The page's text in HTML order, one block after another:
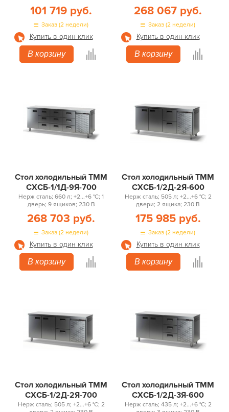
101 719 руб.
Заказ (2 недели)
Купить в один клик
В корзину
268 067 руб.
Заказ (2 недели)
Купить в один клик
В корзину
Стол холодильный ТММ
СХСБ-1/1Д-9Я-700
Нерж сталь; 660 л; +2...+6 °С; 1
дверь; 9 ящиков; 230 В
268 703 руб.
Заказ (2 недели)
Купить в один клик
В корзину
Стол холодильный ТММ
СХСБ-1/2Д-2Я-600
Нерж сталь; 505 л; +2...+6 °С; 2
двери; 2 ящика; 230 В
175 985 руб.
Заказ (2 недели)
Купить в один клик
В корзину
Стол холодильный ТММ
СХСБ-1/2Д-2Я-700
Нерж сталь; 505 л; +2...+6 °С; 2
Стол холодильный ТММ
СХСБ-1/2Д-3Я-600
Нерж сталь; 435 л; +2...+6 °С; 2